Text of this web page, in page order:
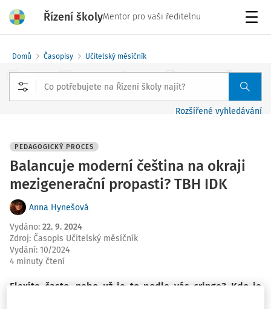
Řízení školyMentor pro vaši ředitelnu
Domů Časopisy Učitelský měsíčník
Rozšířené vyhledávání
PEDAGOGICKÝ PROCES
Balancuje moderní čeština na okraji
mezigenerační propasti? TBH IDK
Anna Hynešová
Vydáno: 22. 9. 2024
Zdroj: Časopis Učitelský měsíčník
Vydání: 10/2024
4 minuty čtení
Flexíte často, nebo už je to podle vás cringe? Kdo je